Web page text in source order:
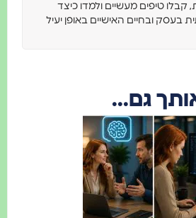
קבלו טיפים מעשיים ולמדו כיצד
בעסק ובחיים האישיים באופן יעיל
אותך גם...